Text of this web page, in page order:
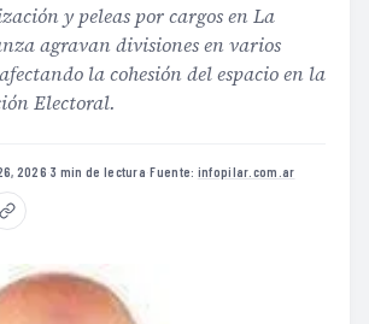
y peleas por cargos en La
agravan divisiones en varios
la cohesión del espacio en la
Electoral.
2026·3 min de lectura·Fuente: infopilar.com.ar